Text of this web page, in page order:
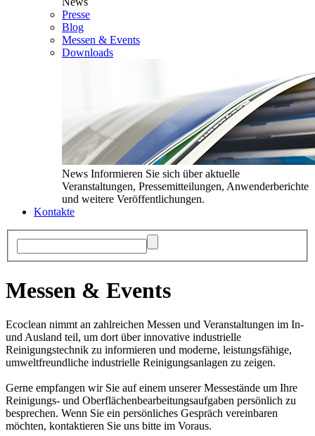
Presse
Blog
Messen & Events
Downloads
News Informieren Sie sich über aktuelle
Veranstaltungen, Pressemitteilungen, Anwenderberichte
und weitere Veröffentlichungen.
Kontakte
Messen & Events
Ecoclean nimmt an zahlreichen Messen und Veranstaltungen im In-
und Ausland teil, um dort über innovative industrielle
Reinigungstechnik zu informieren und moderne, leistungsfähige,
umweltfreundliche industrielle Reinigungsanlagen zu zeigen.
Gerne empfangen wir Sie auf einem unserer Messestände um Ihre
Reinigungs- und Oberflächenbearbeitungsaufgaben persönlich zu
besprechen. Wenn Sie ein persönliches Gespräch vereinbaren
möchten, kontaktieren Sie uns bitte im Voraus.